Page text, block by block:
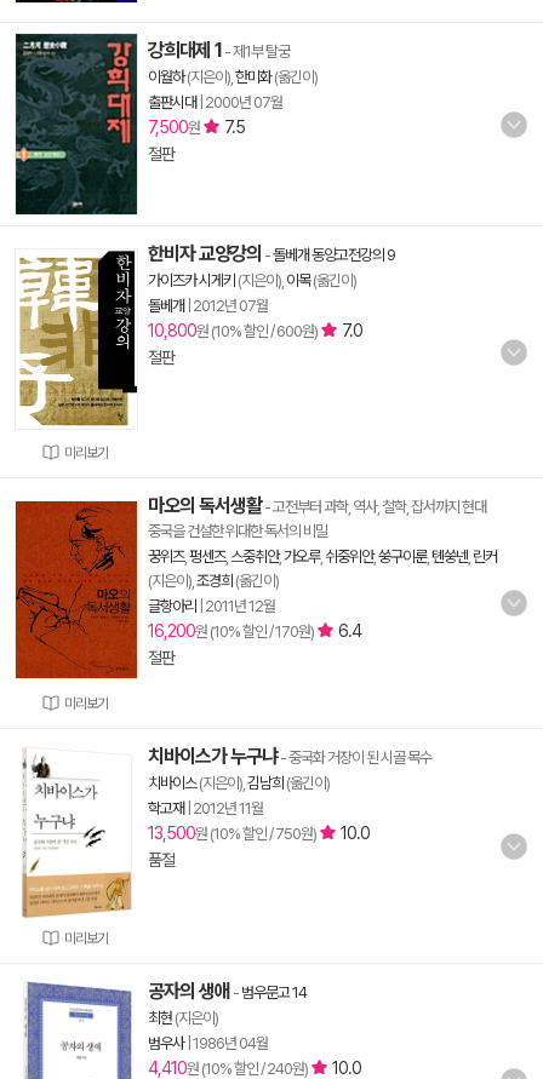
강희대제 1 - 제1부 탈궁
이월하(지은이), 한미화(옮긴이)
출판시대 2000년 07월
7,500원
7.5
절판
미리보기
한비자 교양강의 -돌베개 동양고전강의 9
가이즈카 시게키 (지은이), 이목(옮긴이)
돌베개 2012년 07월
10,800원 (10% 할인 / 600원)
7.0
절판
미리보기
마오의 독서생활- 고전부터 과학, 역사, 철학, 잡서까지 현대
중국을 건설한 위대한 독서의 비밀
꿍위즈, 펑센즈, 스중취안,가오루, 쉬중위안,쑹구이룬, 톈쑹넨 린커
(지은이), 조경희 (옮긴이)
글항아리
2011년 12월
16,200원 (10% 할인 / 170원)
6.4
절판
미리보기
치바이스가 누구냐- 중국화 거장이 된 시골 목수
치바이스(지은이), 김남희 (옮긴이)
학고재 2012년 11월
13,500원 (10% 할인 / 750원)
10.0
품절
공자의 생애 - 범우문고 14
최현 (지은이)
범우사| 1986년 04월
4,410원 (10% 할인 / 240원) 10.0